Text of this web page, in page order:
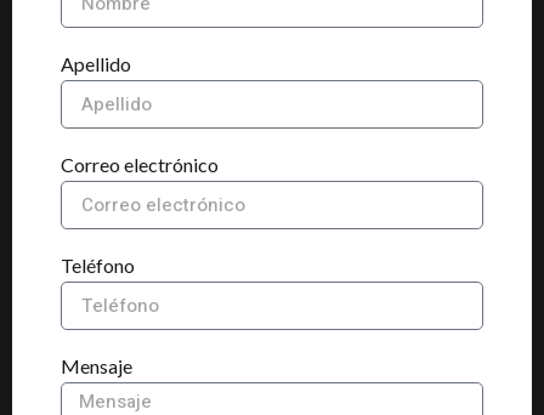
Apellido
Correo electrónico
Teléfono
Mensaje